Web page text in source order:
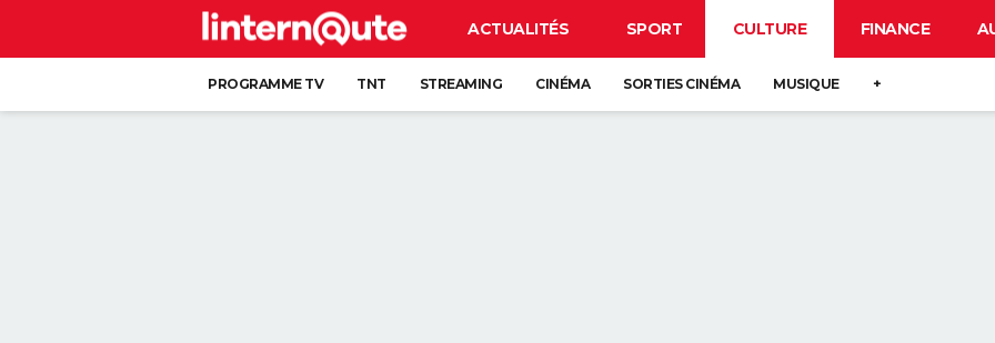
ACTUALITÉS SPORT CULTURE FINANCE
PROGRAMME TV TNT STREAMING CINÉMA SORTIES CINÉMA MUSIQUE +